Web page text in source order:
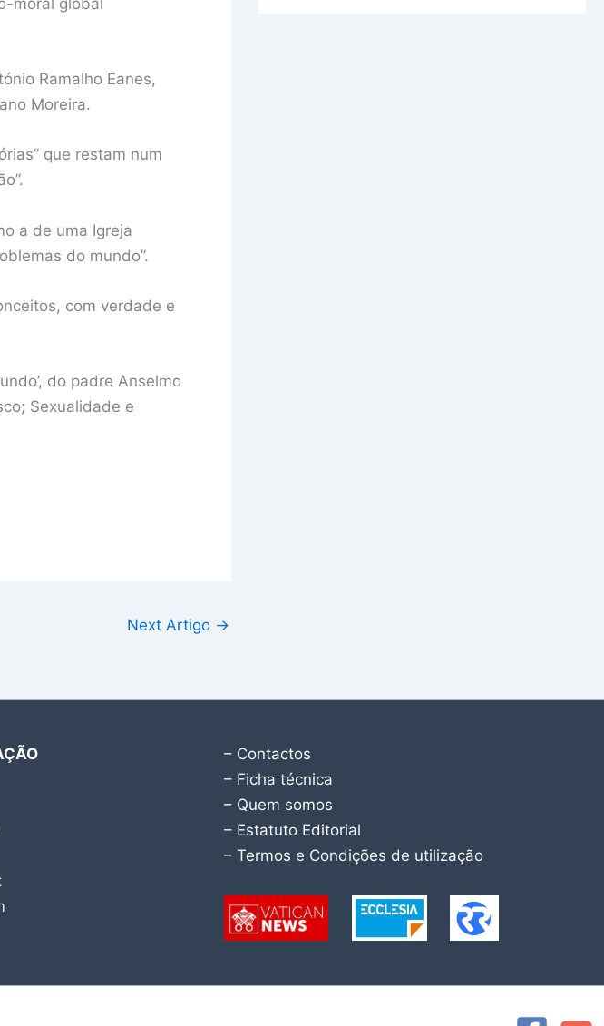
moral global
Ramalho Eanes,
Moreira.
que restam num
a de uma Igreja
do mundo”.
com verdade e
do padre Anselmo
Sexualidade e
Next Artigo →
– Contactos
– Ficha técnica
– Quem somos
– Estatuto Editorial
– Termos e Condições de utilização